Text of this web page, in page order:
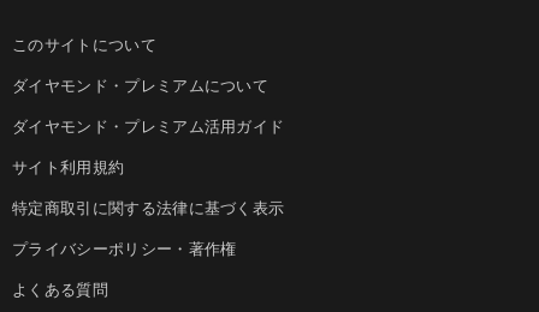
このサイトについて
ダイヤモンド・プレミアムについて
ダイヤモンド・プレミアム活用ガイド
サイト利用規約
特定商取引に関する法律に基づく表示
プライバシーポリシー・著作権
よくある質問